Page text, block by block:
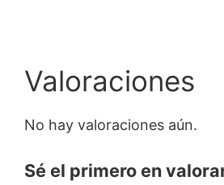
Valoraciones
No hay valoraciones aún.
Sé el primero en